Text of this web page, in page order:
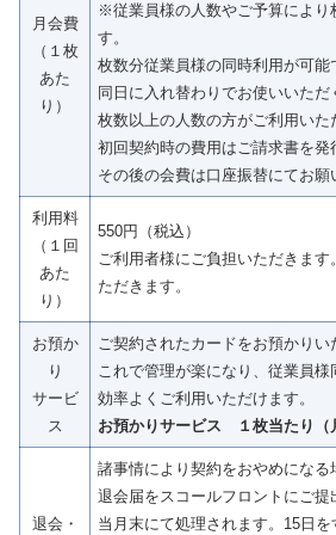
月会費
（１枚
あた
り）
※従業員様の人数やご予算により
す。
枚数分従業員様の同時利用が可能
同日に入れ替わりでお使いいただ
枚数以上の人数の方がご利用いた
初回契約時の費用はご請求書を発
その後の会費は口座振替にてお願
利用料
（１回
あた
り）
550円（税込）
ご利用者様にご負担いただきま
ただきます。
お預か
り
サービ
ス
ご契約されたカードをお預かりい
これで管理が楽になり、従業員様
効率よくご利用いただけます。
お預かりサービス １枚当たり（
退会・
諸事情により契約をおやめになる
退会届をスコールフロントにご提
当月末にて処理されます。15日